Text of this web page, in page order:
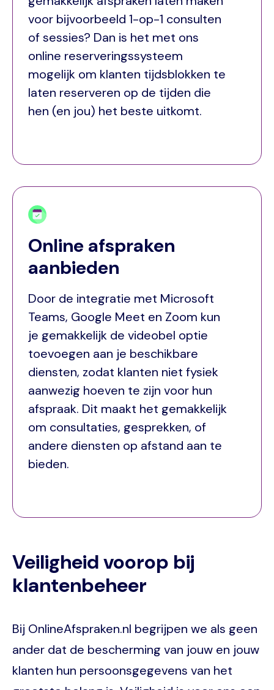
voor bijvoorbeeld 1-op-1 consulten
of sessies? Dan is het met ons
online reserveringssysteem
mogelijk om klanten tijdsblokken te
laten reserveren op de tijden die
hen (en jou) het beste uitkomt.
Online afspraken
aanbieden
Door de integratie met Microsoft
Teams, Google Meet en Zoom kun
je gemakkelijk de videobel optie
toevoegen aan je beschikbare
diensten, zodat klanten niet fysiek
aanwezig hoeven te zijn voor hun
afspraak. Dit maakt het gemakkelijk
om consultaties, gesprekken, of
andere diensten op afstand aan te
bieden.
Veiligheid voorop bij
klantenbeheer
Bij OnlineAfspraken.nl begrijpen we als geen
ander dat de bescherming van jouw en jouw
klanten hun persoonsgegevens van het